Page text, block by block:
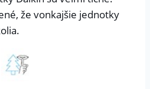
že vonkajšie jednotky